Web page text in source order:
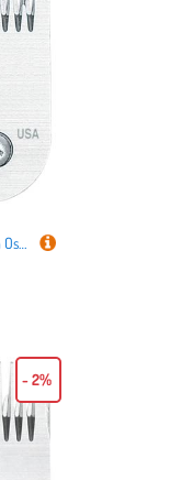
Scherköpfe für Schermaschinen von Oster - Scherkopf Nr. 7 (Länge 3,2 mm, Skip Tooth)
- 2%